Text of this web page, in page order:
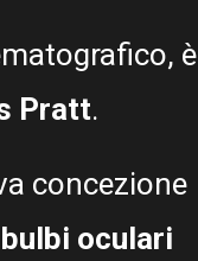
è
Pratt.
concezione
bulbi oculari